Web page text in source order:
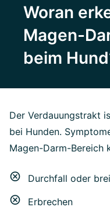
Woran
Magen-
beim
Der Verdauungstrakt
bei Hunden.
Magen-Darm-Bereich
Durchfall oder
Erbrechen